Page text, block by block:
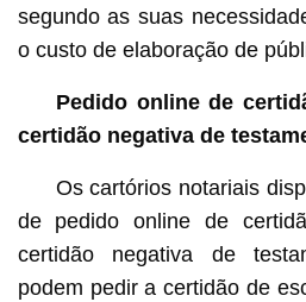
segundo as suas
o custo de elaboração de
Pedido online de
certidão negativa de
Os cartórios notariais
de pedido online de
certidão negativa de
podem pedir a certidão de